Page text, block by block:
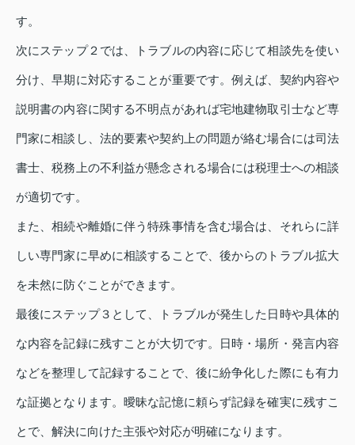
す。
次にステップ２では、トラブルの内容に応じて相談先を使い
分け、早期に対応することが重要です。例えば、契約内容や
説明書の内容に関する不明点があれば宅地建物取引士など専
門家に相談し、法的要素や契約上の問題が絡む場合には司法
書士、税務上の不利益が懸念される場合には税理士への相談
が適切です。
また、相続や離婚に伴う特殊事情を含む場合は、それらに詳
しい専門家に早めに相談することで、後からのトラブル拡大
を未然に防ぐことができます。
最後にステップ３として、トラブルが発生した日時や具体的
な内容を記録に残すことが大切です。日時・場所・発言内容
などを整理して記録することで、後に紛争化した際にも有力
な証拠となります。曖昧な記憶に頼らず記録を確実に残すこ
とで、解決に向けた主張や対応が明確になります。